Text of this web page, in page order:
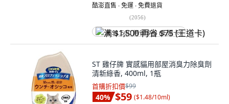
酷澎直售 ∙ 免運 ∙ 免費退貨
(2056)
满 $1,500 再省 $75 (王道卡)
ST 雞仔牌 實感貓用部屋消臭力除臭劑
清新綠香, 400ml, 1瓶
首購折扣價$99
40% $59 ($1.48/10ml)